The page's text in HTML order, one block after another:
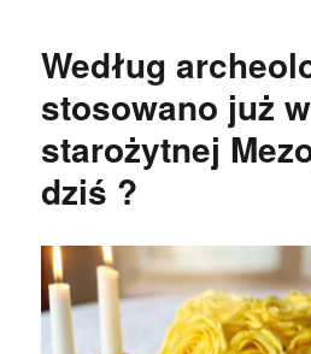
Według
stosowano już w
starożytnej
dziś ?